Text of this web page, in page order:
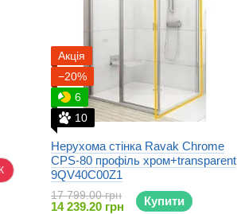
Акція
−20%
6
10
Нерухома стінка Ravak Chrome
CPS-80 профіль хром+transparent
9QV40C00Z1
17 799.00 грн
14 239.20 грн Купити